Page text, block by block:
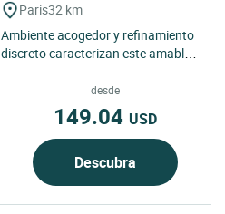
Paris32 km
Ambiente acogedor y refinamiento
discreto caracterizan este amable
Renovado y con aire
acondicionado,...
desde
149.04 USD
Descubra